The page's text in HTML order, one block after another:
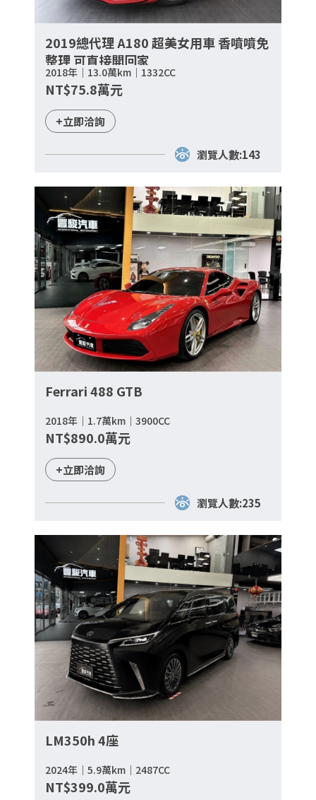
2019總代理 A180 超美女用車 香噴噴免
整理 可直接開回家
2018年｜13.0萬km｜1332CC
NT$75.8萬元
+立即洽詢
瀏覽人數:143
Ferrari 488 GTB
2018年｜1.7萬km｜3900CC
NT$890.0萬元
+立即洽詢
瀏覽人數:235
LM350h 4座
2024年｜5.9萬km｜2487CC
NT$399.0萬元